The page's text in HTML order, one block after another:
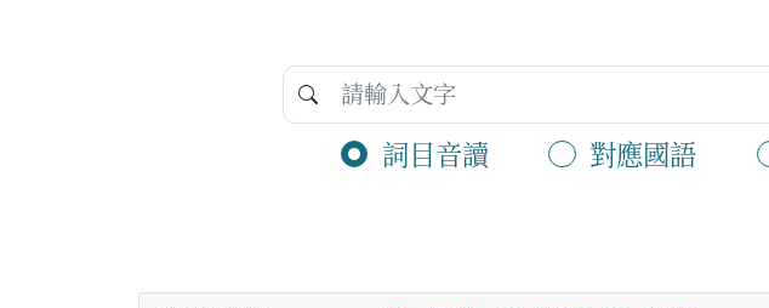
詞目音讀 對應國語